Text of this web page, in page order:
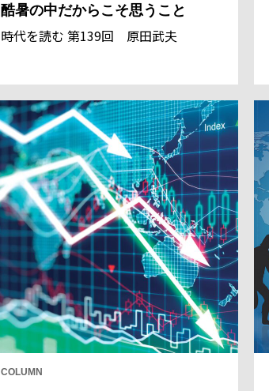
酷暑の中だからこそ思うこと
時代を読む 第139回 原田武夫
COLUMN